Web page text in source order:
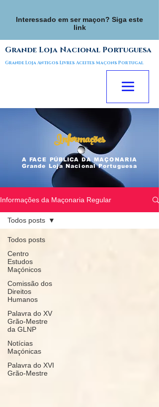
Interessado em ser maçon? Siga este
link
Grande Loja Nacional Portuguesa
Grande Loja Antigos Livres Aceites Maçons Portugal
Informações
A FACE PÚBLICA DA MAÇONARIA
Grande Loja Nacional Portuguesa
Informações da Maçonaria Regular
Todos posts
Centro
Estudos
Maçónicos
Comissão dos
Direitos
Humanos
Palavra do XV
Grão-Mestre
da GLNP
Notícias
Maçónicas
Palavra do XVI
Grão-Mestre
Todos posts